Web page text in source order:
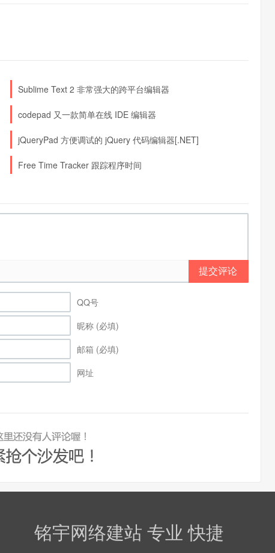
Sublime Text 2 非常强大的跨平台编辑器
codepad 又一款简单在线 IDE 编辑器
jQueryPad 方便调试的 jQuery 代码编辑器[.NET]
Free Time Tracker 跟踪程序时间
提交评论
QQ号
昵称 (必填)
邮箱 (必填)
网址
铭宇网络建站 专业 快捷